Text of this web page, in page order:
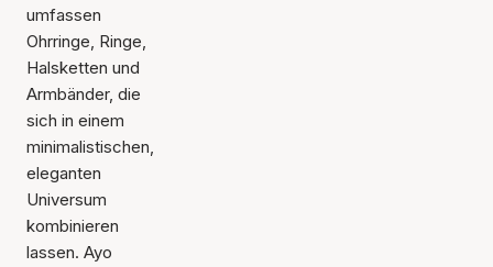
umfassen
Ohrringe, Ringe,
Halsketten und
Armbänder, die
sich in einem
minimalistischen,
eleganten
Universum
kombinieren
lassen. Ayo